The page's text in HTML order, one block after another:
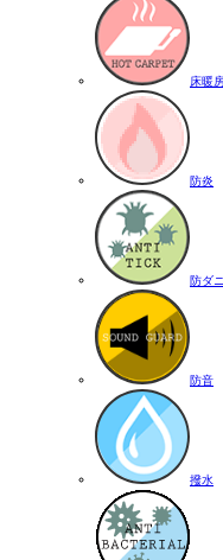
床暖
防炎
防ダニ
防音
撥水